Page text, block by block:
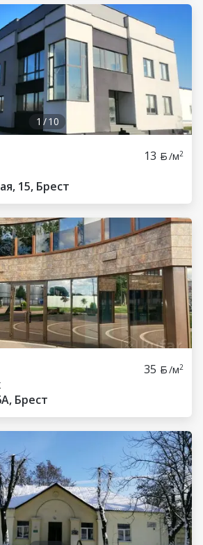
1 /10
13 /м2
15, Брест
35 /м2
Брест